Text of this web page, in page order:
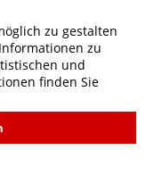
Sweatshirt
zu gestalten
zu
und
finden Sie